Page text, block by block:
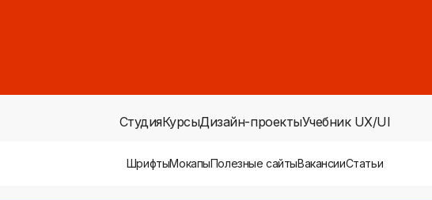
СтудияКурсыДизайн-проектыУчебник UX/UI
ШрифтыМокапыПолезные сайтыВакансииСтатьи